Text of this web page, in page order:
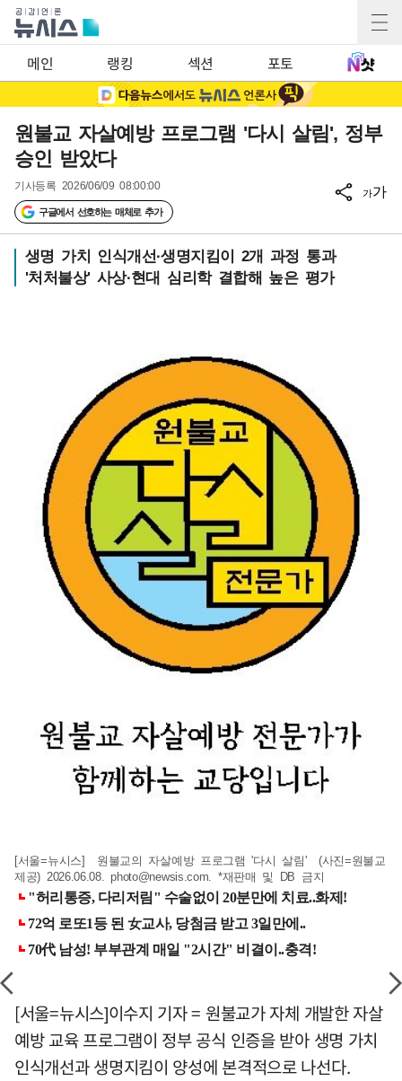
메인 랭킹 섹션 포토
원불교 자살예방 프로그램 '다시 살림', 정부
승인 받았다
기사등록 2026/06/09 08:00:00
구글에서 선호하는 매체로 추가
가가
생명 가치 인식개선·생명지킴이 2개 과정 통과
'처처불상' 사상·현대 심리학 결합해 높은 평가
[서울=뉴시스] 원불교의 자살예방 프로그램 '다시 살림' (사진=원불교
제공) 2026.06.08.photo@newsis.com. *재판매 및 DB 금지
[서울=뉴시스]이수지 기자 = 원불교가 자체 개발한 자살
예방 교육 프로그램이 정부 공식 인증을 받아 생명 가치
인식개선과 생명지킴이 양성에 본격적으로 나선다.